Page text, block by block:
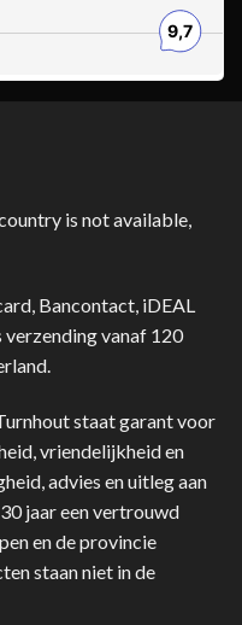
is not available,
Bancontact, iDEAL
vanaf 120
staat garant voor
vriendelijkheid en
advies en uitleg aan
jaar een vertrouwd
en de provincie
staan niet in de